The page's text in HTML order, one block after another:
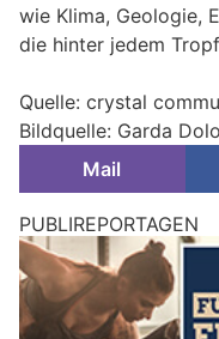
wie Klima, Geologie,
die hinter jedem
Quelle: crystal
Bildquelle: Garda
Mail
PUBLIREPORTAGEN